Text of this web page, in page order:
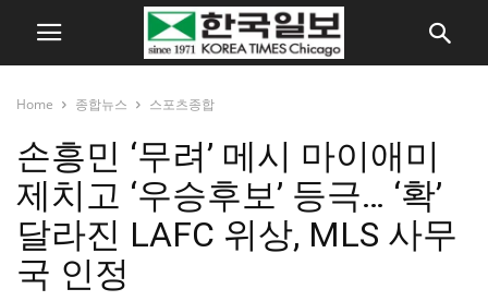
Home 종합뉴스 스포츠종합
손흥민 ‘무려’ 메시 마이애미
제치고 ‘우승후보’ 등극… ‘확’
달라진 LAFC 위상, MLS 사무
국 인정